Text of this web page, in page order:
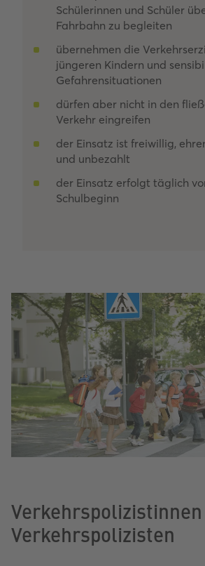
Schülerinnen und Schüler
Fahrbahn zu begleiten
übernehmen die
jüngeren Kindern und
Gefahrensituationen
dürfen aber nicht in den
Verkehr eingreifen
der Einsatz ist freiwillig,
und unbezahlt
der Einsatz erfolgt täglich
Schulbeginn
Verkehrspolizisten